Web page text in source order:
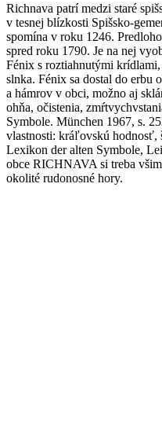
Richnava patrí medzi staré
v tesnej blízkosti Spišsko-
spomína v roku 1246.
spred roku 1790. Je na nej
Fénix s roztiahnutými
slnka. Fénix sa dostal do erbu
a hámrov v obci, možno aj
ohňa, očistenia,
Symbole. München 1967, s.
vlastnosti: kráľovskú hodnosť,
Lexikon der alten Symbole,
obce RICHNAVA si treba
okolité rudonosné hory.